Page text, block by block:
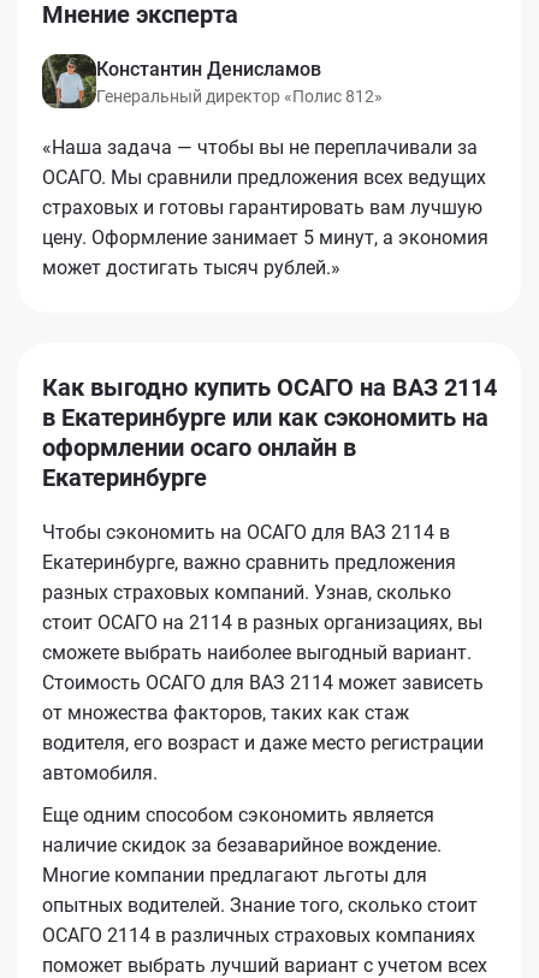
Мнение эксперта
Константин Денисламов
Генеральный директор «Полис 812»
«Наша задача — чтобы вы не переплачивали за
ОСАГО. Мы сравнили предложения всех ведущих
страховых и готовы гарантировать вам лучшую
цену. Оформление занимает 5 минут, а экономия
может достигать тысяч рублей.»
Как выгодно купить ОСАГО на ВАЗ 2114
в Екатеринбурге или как сэкономить на
оформлении осаго онлайн в
Екатеринбурге
Чтобы сэкономить на ОСАГО для ВАЗ 2114 в
Екатеринбурге, важно сравнить предложения
разных страховых компаний. Узнав, сколько
стоит ОСАГО на 2114 в разных организациях, вы
сможете выбрать наиболее выгодный вариант.
Стоимость ОСАГО для ВАЗ 2114 может зависеть
от множества факторов, таких как стаж
водителя, его возраст и даже место регистрации
автомобиля.
Еще одним способом сэкономить является
наличие скидок за безаварийное вождение.
Многие компании предлагают льготы для
опытных водителей. Знание того, сколько стоит
ОСАГО 2114 в различных страховых компаниях
поможет выбрать лучший вариант с учетом всех